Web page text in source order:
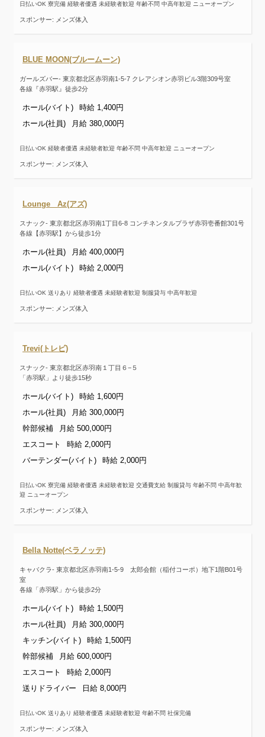
日払いOK 寮完備 経験者優遇 未経験者歓迎 年齢不問 中高年歓迎 ニューオープン
スポンサー: メンズ体入
BLUE MOON(ブルームーン)
ガールズバー- 東京都北区赤羽南1-5-7 クレアシオン赤羽ビル3階309号室
各線『赤羽駅』徒歩2分
ホール(バイト)
時給 1,400円
ホール(社員)
月給 380,000円
日払いOK 経験者優遇 未経験者歓迎 年齢不問 中高年歓迎 ニューオープン
スポンサー: メンズ体入
Lounge Az(アズ)
スナック- 東京都北区赤羽南1丁目6-8 コンチネンタルプラザ赤羽壱番館301号
各線【赤羽駅】から徒歩1分
ホール(社員)
月給 400,000円
ホール(バイト)
時給 2,000円
日払いOK 送りあり 経験者優遇 未経験者歓迎 制服貸与 中高年歓迎
スポンサー: メンズ体入
Trevi(トレビ)
スナック- 東京都北区赤羽南１丁目６−５
「赤羽駅」より徒歩15秒
ホール(バイト)
時給 1,600円
ホール(社員)
月給 300,000円
幹部候補
月給 500,000円
エスコート
時給 2,000円
バーテンダー(バイト)
時給 2,000円
日払いOK 寮完備 経験者優遇 未経験者歓迎 交通費支給 制服貸与 年齢不問 中高年歓
迎 ニューオープン
スポンサー: メンズ体入
Bella Notte(ベラノッテ)
キャバクラ- 東京都北区赤羽南1-5-9 太郎会館（稲付コーポ）地下1階B01号
室
各線「赤羽駅」から徒歩2分
ホール(バイト)
時給 1,500円
ホール(社員)
月給 300,000円
キッチン(バイト)
時給 1,500円
幹部候補
月給 600,000円
エスコート
時給 2,000円
送りドライバー
日給 8,000円
日払いOK 送りあり 経験者優遇 未経験者歓迎 年齢不問 社保完備
スポンサー: メンズ体入